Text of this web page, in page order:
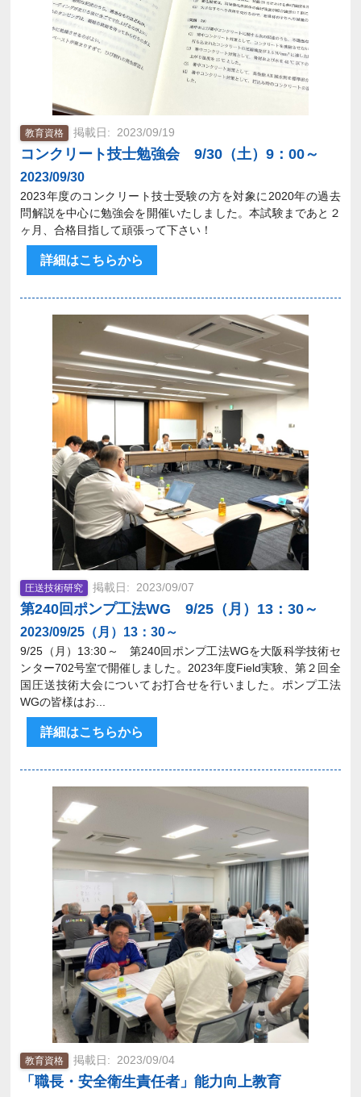
教育資格 2023/09/19
2023/09/30
コンクリート技士勉強会 9/30（土）9：00～
2023年度のコンクリート技士受験の方を対象に2020年の過去
問解説を中心に勉強会を開催いたしました。本試験まであと２
ヶ月、合格目指して頑張って下さい！
詳細はこちらから
圧送技術研究 2023/09/07
2023/09/25（月）13：30～
第240回ポンプ工法WG 9/25（月）13：30～
9/25（月）13:30～ 第240回ポンプ工法WGを大阪科学技術セ
ンター702号室で開催しました。2023年度Field実験、第２回全
国圧送技術大会についてお打合せを行いました。ポンプ工法
WGの皆様はお...
詳細はこちらから
教育資格 2023/09/04
「職長・安全衛生責任者」能力向上教育